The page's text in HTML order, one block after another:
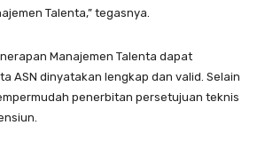
Talenta,” tegasnya.
Manajemen Talenta dapat
ASN dinyatakan lengkap dan valid. Selain
penerbitan persetujuan teknis